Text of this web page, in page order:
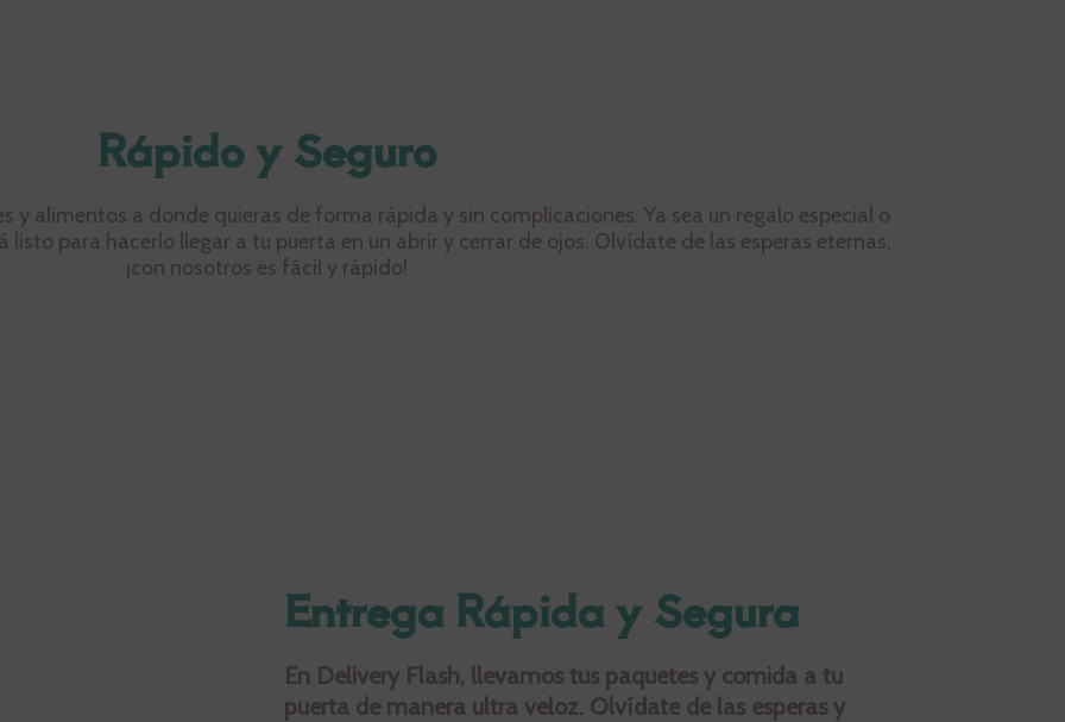
Rápido y Seguro
y alimentos a donde quieras de forma rápida y sin complicaciones. Ya sea un regalo especial o
para hacerlo llegar a tu puerta en un abrir y cerrar de ojos. Olvídate de las esperas eternas,
¡con nosotros es fácil y rápido!
Entrega Rápida y Segura
En Delivery Flash, llevamos tus paquetes y comida a tu
puerta de manera ultra veloz. Olvídate de las esperas y